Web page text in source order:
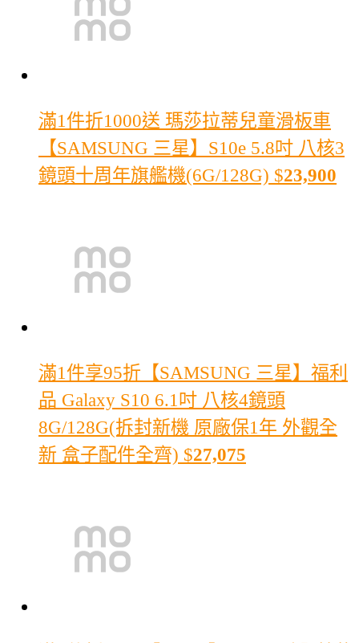
滿1件折1000送 瑪莎拉蒂兒童滑板車
【SAMSUNG 三星】S10e 5.8吋 八核3
鏡頭十周年旗艦機(6G/128G) $23,900
滿1件享95折 【SAMSUNG 三星】福利
品 Galaxy S10 6.1吋 八核4鏡頭
8G/128G(拆封新機 原廠保1年 外觀全
新 盒子配件全齊) $27,075